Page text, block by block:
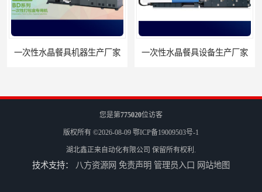
一次性水晶餐具机器生产厂家 一次性水晶餐具设备生产厂家
您是第775020位访客
版权所有 ©2026-08-09 鄂ICP备19009503号-1
湖北鑫正来自动化有限公司 保留所有权利.
技术支持： 八方资源网 免责声明 管理员入口 网站地图